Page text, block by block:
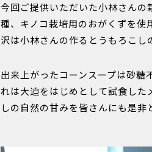
今回ご提供いただいた小林さん
種、キノコ栽培用のおがくずを使
沢は小林さんの作るとうもろこ
出来上がったコーンスープは砂
れは大迫をはじめとして試食し
しの自然の甘みを皆さんにも是非